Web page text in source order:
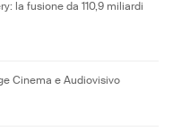
la fusione da 110,9 miliardi
Cinema e Audiovisivo